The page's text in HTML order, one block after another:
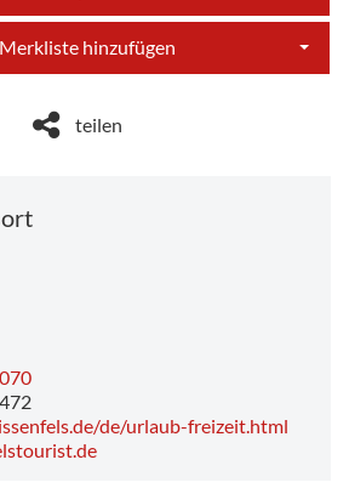
hinzufügen
teilen
de/urlaub-freizeit.html